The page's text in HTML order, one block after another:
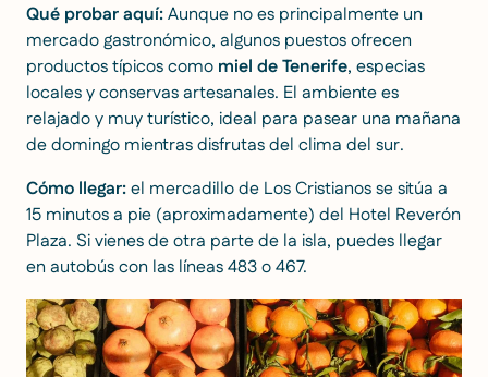
Qué probar aquí:Aunque no es principalmente un
mercado gastronómico, algunos puestos ofrecen
productos típicos como miel de Tenerife, especias
locales y conservas artesanales. El ambiente es
relajado y muy turístico, ideal para pasear una mañana
de domingo mientras disfrutas del clima del sur.
Cómo llegar:el mercadillo de Los Cristianos se sitúa a
15 minutos a pie (aproximadamente) del Hotel Reverón
Plaza. Si vienes de otra parte de la isla, puedes llegar
en autobús con las líneas 483 o 467.